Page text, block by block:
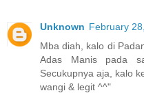
Unknown February
Mba diah, kalo di
Adas Manis pada
Secukupnya aja, kalo
wangi & legit ^^"